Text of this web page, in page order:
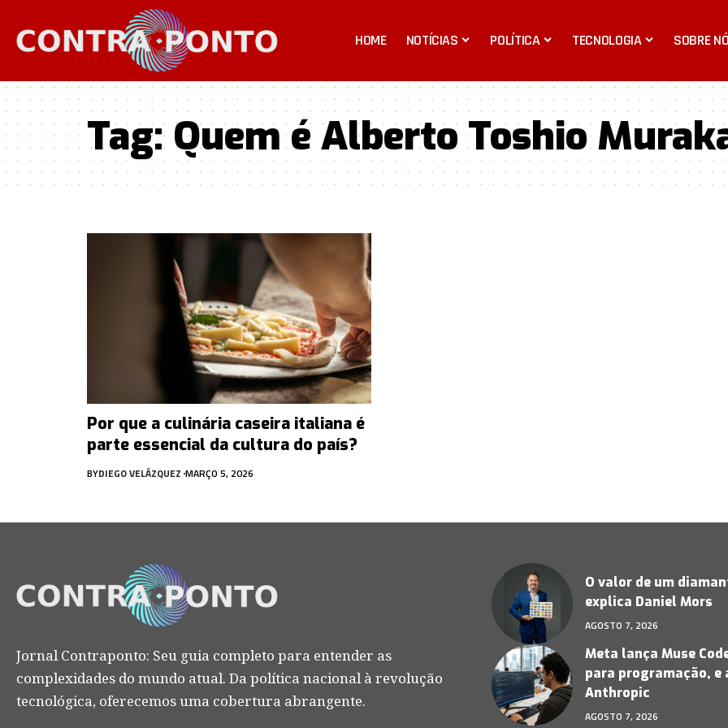
HOME NOTÍCIAS POLÍTICA TECNOLOGIA SOBRE
Tag:Quem é Alberto Toshio
Por que a culinária caseira italiana é
parte essencial da cultura do país?
BYDIEGO VELÁZQUEZ MARÇO 5, 2026
Jornal Contraponto: Seu guia completo para entender as
complexidades do mundo atual. Da política nacional à revolução
tecnológica, oferecemos uma cobertura abrangente.
O valor de um
explica Daniel Mors
AGOSTO 7, 2026
Meta lança Muse
para programação, e
Anthropic
AGOSTO 7, 2026